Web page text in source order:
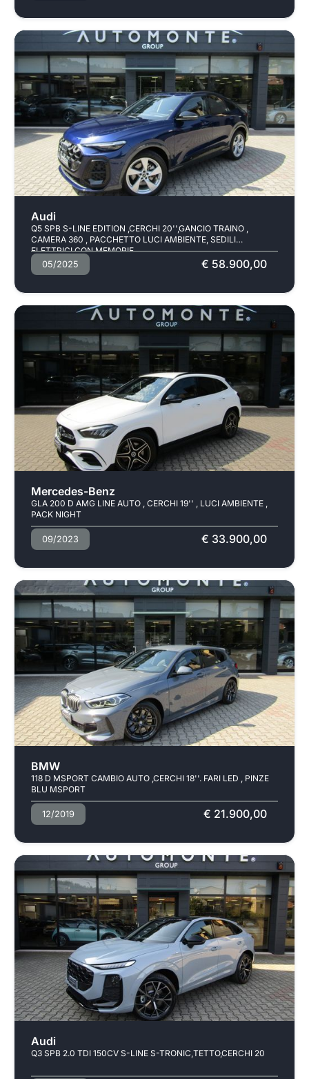
Audi
Q5 SPB S-LINE EDITION ,CERCHI 20'',GANCIO TRAINO ,
CAMERA 360 , PACCHETTO LUCI AMBIENTE, SEDILI
ELETTRICI CON MEMORIE
05/2025
€ 58.900,00
Mercedes-Benz
GLA 200 D AMG LINE AUTO , CERCHI 19'' , LUCI AMBIENTE ,
PACK NIGHT
09/2023 € 33.900,00
BMW
118 D MSPORT CAMBIO AUTO ,CERCHI 18''. FARI LED , PINZE
BLU MSPORT
12/2019 € 21.900,00
Audi
Q3 SPB 2.0 TDI 150CV S-LINE S-TRONIC,TETTO,CERCHI 20